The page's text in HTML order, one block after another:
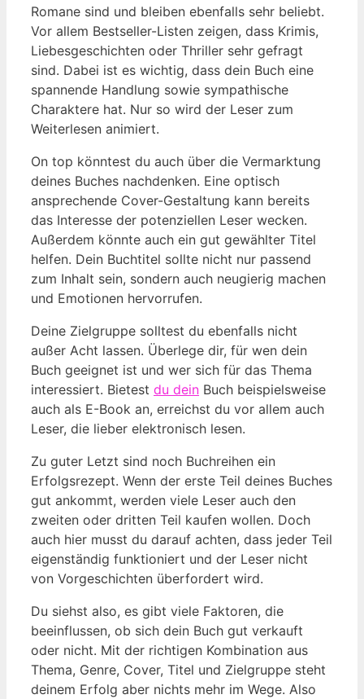
Romane sind und bleiben ebenfalls sehr beliebt.
Vor allem Bestseller-Listen zeigen, dass Krimis,
Liebesgeschichten oder Thriller sehr gefragt
sind. Dabei ist es wichtig, dass dein Buch eine
spannende Handlung sowie sympathische
Charaktere hat. Nur so wird der Leser zum
Weiterlesen animiert.
On top könntest du auch über die Vermarktung
deines Buches nachdenken. Eine optisch
ansprechende Cover-Gestaltung kann bereits
das Interesse der potenziellen Leser wecken.
Außerdem könnte auch ein gut gewählter Titel
helfen. Dein Buchtitel sollte nicht nur passend
zum Inhalt sein, sondern auch neugierig machen
und Emotionen hervorrufen.
Deine Zielgruppe solltest du ebenfalls nicht
außer Acht lassen. Überlege dir, für wen dein
Buch geeignet ist und wer sich für das Thema
interessiert. Bietest du dein Buch beispielsweise
auch als E-Book an, erreichst du vor allem auch
Leser, die lieber elektronisch lesen.
Zu guter Letzt sind noch Buchreihen ein
Erfolgsrezept. Wenn der erste Teil deines Buches
gut ankommt, werden viele Leser auch den
zweiten oder dritten Teil kaufen wollen. Doch
auch hier musst du darauf achten, dass jeder Teil
eigenständig funktioniert und der Leser nicht
von Vorgeschichten überfordert wird.
Du siehst also, es gibt viele Faktoren, die
beeinflussen, ob sich dein Buch gut verkauft
oder nicht. Mit der richtigen Kombination aus
Thema, Genre, Cover, Titel und Zielgruppe steht
deinem Erfolg aber nichts mehr im Wege. Also